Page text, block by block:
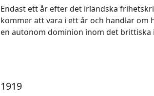
Endast ett år efter det irländska
kommer att vara i ett år och handlar om
en autonom dominion inom det brittiska
1919